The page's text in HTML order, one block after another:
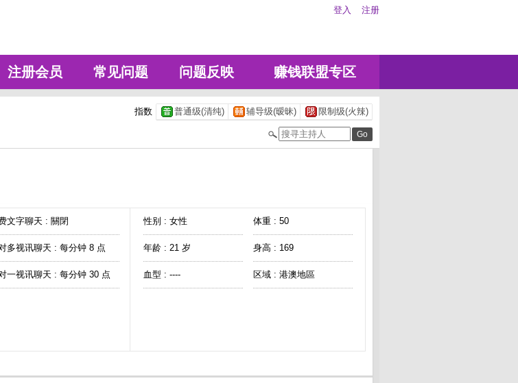
登入 注册
注册会员 常见问题 问题反映 赚钱联盟专区
指数 普通级(清纯) 辅导级(暧昧) 限制级(火辣)
文字聊天 : 關閉
多视讯聊天 : 每分钟 8 点
一视讯聊天 : 每分钟 30 点
性别 : 女性 体重 : 50
年龄 : 21 岁 身高 : 169
血型 : ---- 区域 : 港澳地區